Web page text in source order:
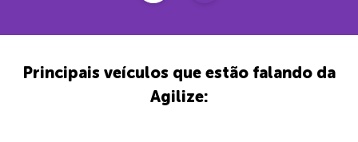
Principais veículos que estão falando da
Agilize: